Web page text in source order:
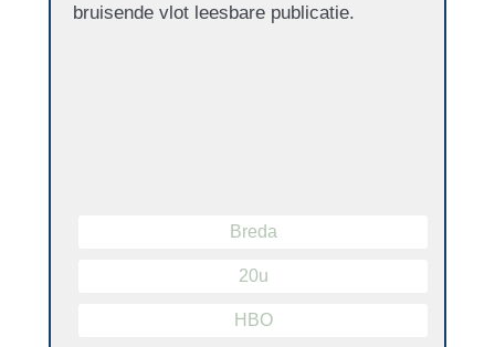
bruisende vlot leesbare publicatie.
Breda
20u
HBO